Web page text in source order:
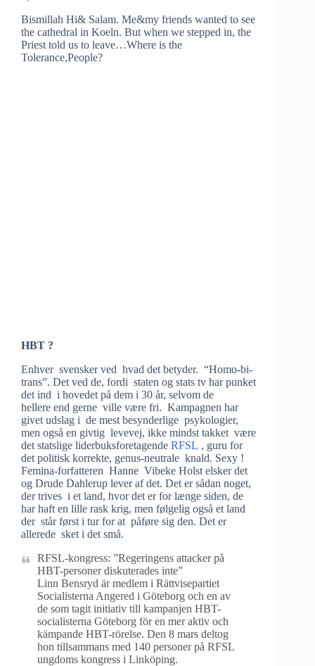
Bismillah Hi& Salam. Me&my friends wanted to see
the cathedral in Koeln. But when we stepped in, the
Priest told us to leave…Where is the
Tolerance,People?
HBT ?
Enhver svensker ved hvad det betyder. “Homo-bi-
trans”. Det ved de, fordi staten og stats tv har punket
det ind i hovedet på dem i 30 år, selvom de
hellere end gerne ville være fri. Kampagnen har
givet udslag i de mest besynderlige psykologier,
men også en givtig levevej, ikke mindst takket være
det statslige liderbuksforetagende RFSL , guru for
det politisk korrekte, genus-neutrale knald. Sexy !
Femina-forfatteren Hanne Vibeke Holst elsker det
og Drude Dahlerup lever af det. Det er sådan noget,
der trives i et land, hvor det er for længe siden, de
har haft en lille rask krig, men følgelig også et land
der står først i tur for at påføre sig den. Det er
allerede sket i det små.
RFSL-kongress: ”Regeringens attacker på
HBT-personer diskuterades inte”
Linn Bensryd är medlem i Rättvisepartiet
Socialisterna Angered i Göteborg och en av
de som tagit initiativ till kampanjen HBT-
socialisterna Göteborg för en mer aktiv och
kämpande HBT-rörelse. Den 8 mars deltog
hon tillsammans med 140 personer på RFSL
ungdoms kongress i Linköping.